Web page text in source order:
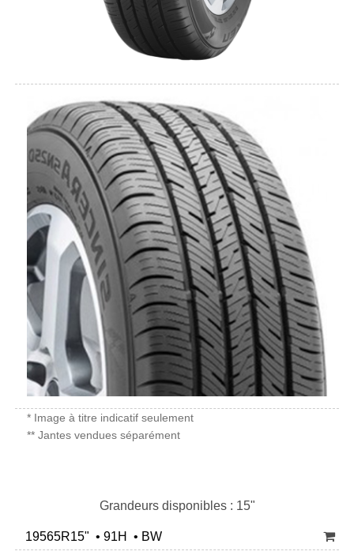
* Image à titre indicatif seulement
** Jantes vendues séparément
Grandeurs disponibles : 15"
19565R15" • 91H • BW